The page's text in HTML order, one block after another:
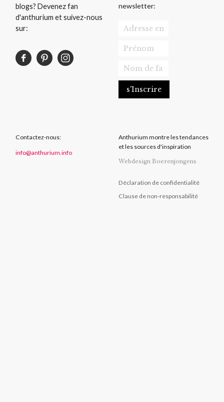
blogs? Devenez fan
d'anthurium et suivez-nous
sur:
newsletter:
Contactez-nous:
info@anthurium.info
Anthurium montre les tendances
et les sources d'inspiration
Webdesign Boerenjongens
Déclaration de confidentialité
Clause de non-responsabilité